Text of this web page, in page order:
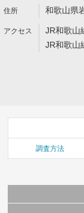
和歌山県
JR和歌山
JR和歌山
調査方法